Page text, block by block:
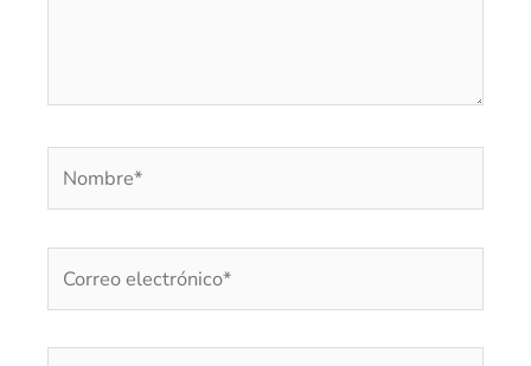
electrónico*